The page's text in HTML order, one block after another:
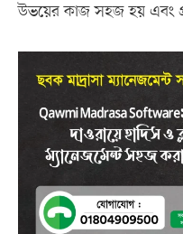
উভয়ের কাজ সহজ হয় এবং